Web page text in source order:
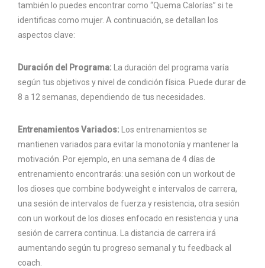
también lo puedes encontrar como “Quema Calorías” si te
identificas como mujer. A continuación, se detallan los
aspectos clave:
Duración del Programa: La duración del programa varía
según tus objetivos y nivel de condición física. Puede durar de
8 a 12 semanas, dependiendo de tus necesidades.
Entrenamientos Variados: Los entrenamientos se
mantienen variados para evitar la monotonía y mantener la
motivación. Por ejemplo, en una semana de 4 días de
entrenamiento encontrarás: una sesión con un workout de
los dioses que combine bodyweight e intervalos de carrera,
una sesión de intervalos de fuerza y resistencia, otra sesión
con un workout de los dioses enfocado en resistencia y una
sesión de carrera continua. La distancia de carrera irá
aumentando según tu progreso semanal y tu feedback al
coach.